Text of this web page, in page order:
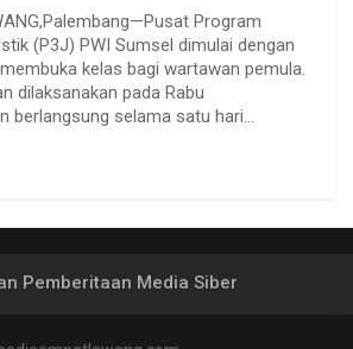
Program
(P3J) PWI Sumsel dimulai dengan
kelas bagi wartawan pemula.
dilaksanakan pada Rabu
berlangsung selama satu hari…
Pemberitaan Media Siber